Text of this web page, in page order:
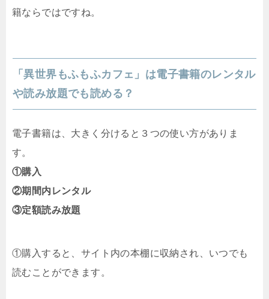
籍ならではですね。
「異世界もふもふカフェ」は電子書籍のレンタル
や読み放題でも読める？
電子書籍は、大きく分けると３つの使い方がありま
す。
①購入
②期間内レンタル
③定額読み放題
①購入すると、サイト内の本棚に収納され、いつでも
読むことができます。